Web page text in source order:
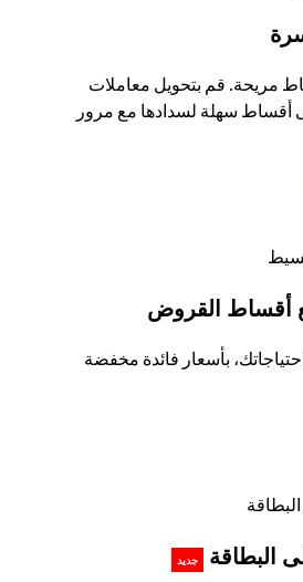
مريحة. قم بتحويل معاملات
أقساط سهلة لسدادها مع مرور
أقساط القروض
بأسعار فائدة مخفضة
البطاقة جديد in a new tab